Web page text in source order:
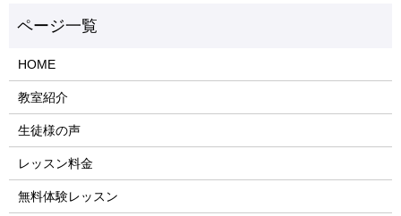
HOME
教室紹介
生徒様の声
レッスン料金
無料体験レッスン